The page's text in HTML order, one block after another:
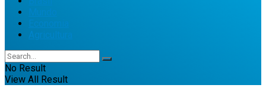
Agricultura
No Result
View All Result